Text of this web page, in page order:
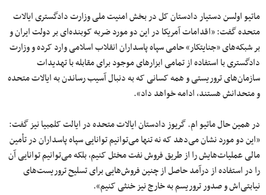
ماتیو اولسن دستیار دادستان کل در بخش امنیت ملی وزارت دادگستری ایالات
متحده گفت: «اقدامات آمریکا در این دو مورد ضربه کوبنده‌ای بر دولت ایران و
بر شبکه‌های «جنایتکار» حامی سپاه پاسداران انقلاب اسلامی وارد کرده و وزارت
دادگستری با استفاده از تمامی ابزارهای موجود برای مقابله با تهدیدات
سازمان‌های تروریستی و همه کسانی که به دنبال آسیب رساندن به ایالات متحده
و متحدانش هستند، ادامه خواهد داد».
در همین حال ماتیو ام. گریوز دادستان ایالات متحده در ایالت کلمبیا نیز گفت:
«این دو مورد نشان می‌دهد که نه تنها می‌توانیم توانایی سپاه پاسداران در تأمین
مالی عملیات‌هایش را از طریق فروش نفت مختل کنیم، بلکه می‌توانیم توانایی آن
را در استفاده از درآمد حاصل از چنین فروش‌هایی برای تسلیح تروریست‌های
نیابتی‌اش و صدور تروریسم به خارج نیز خنثی کنیم».